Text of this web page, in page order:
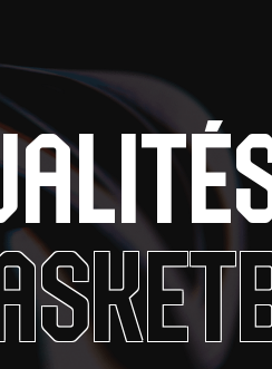
au centre
Arena